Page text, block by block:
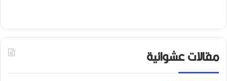
مقالات عشوائية